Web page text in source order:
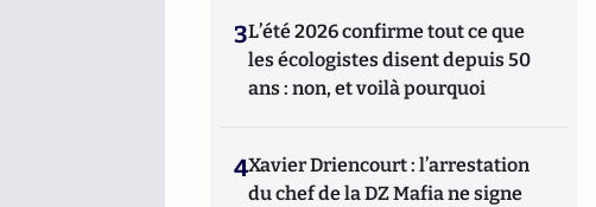
3L’été 2026 confirme tout ce que
les écologistes disent depuis 50
ans : non, et voilà pourquoi
4Xavier Driencourt : l’arrestation
du chef de la DZ Mafia ne signe